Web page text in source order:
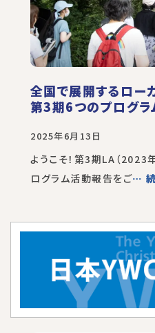
全国で展開するローカ
第3期6つのプログラ
2025年6月13日
ようこそ！第3期LA（
ログラム活動報告をご…